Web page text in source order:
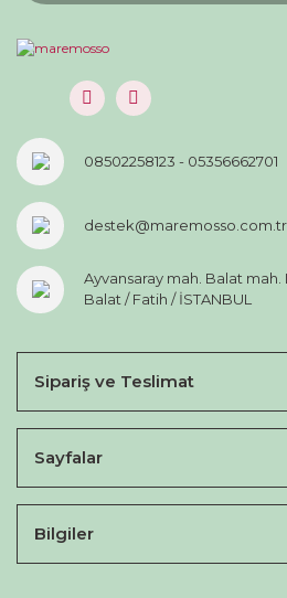
08502258123 - 05356662701
destek@maremosso.com.tr
Ayvansaray mah. Balat
Balat / Fatih / İSTANBUL
Sipariş ve Teslimat
Sayfalar
Bilgiler